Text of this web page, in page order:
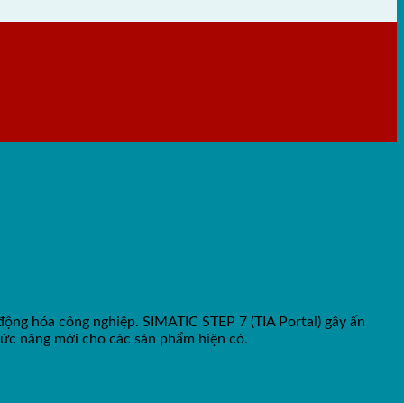
hóa công nghiệp. SIMATIC STEP 7 (TIA Portal) gây ấn
năng mới cho các sản phẩm hiện có.